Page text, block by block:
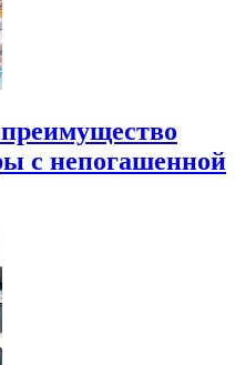
с непогашенной